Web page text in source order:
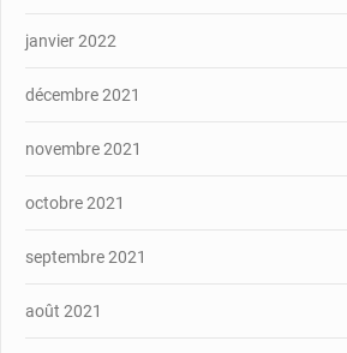
janvier 2022
décembre 2021
novembre 2021
octobre 2021
septembre 2021
août 2021